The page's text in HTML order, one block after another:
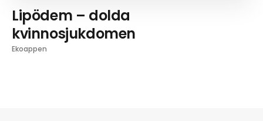
Lipödem – dolda
kvinnosjukdomen
Ekoappen